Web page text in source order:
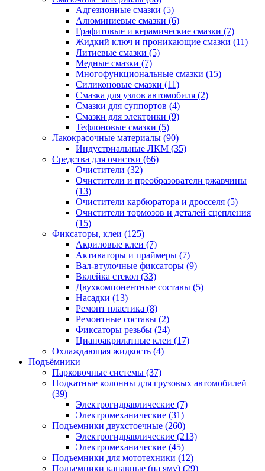
Адгезионные смазки (5)
Алюминиевые смазки (6)
Графитовые и керамические смазки (7)
Жидкий ключ и проникающие смазки (11)
Литиевые смазки (5)
Медные смазки (7)
Многофункциональные смазки (15)
Силиконовые смазки (11)
Смазка для узлов автомобиля (2)
Смазки для суппортов (4)
Смазки для электрики (9)
Тефлоновые смазки (5)
Лакокрасочные материалы (90)
Индустриальные ЛКМ (35)
Средства для очистки (66)
Очистители (32)
Очистители и преобразователи ржавчины
(13)
Очистители карбюратора и дросселя (5)
Очистители тормозов и деталей сцепления
(15)
Фиксаторы, клеи (125)
Акриловые клеи (7)
Активаторы и праймеры (7)
Вал-втулочные фиксаторы (9)
Вклейка стекол (33)
Двухкомпонентные составы (5)
Насадки (13)
Ремонт пластика (8)
Ремонтные составы (2)
Фиксаторы резьбы (24)
Цианоакрилатные клеи (17)
Охлаждающая жидкость (4)
Подъёмники
Парковочные системы (37)
Подкатные колонны для грузовых автомобилей
(39)
Электрогидравлические (7)
Электромеханические (31)
Подъемники двухстоечные (260)
Электрогидравлические (213)
Электромеханические (45)
Подъемники для мототехники (12)
Подъемники канавные (на яму) (29)